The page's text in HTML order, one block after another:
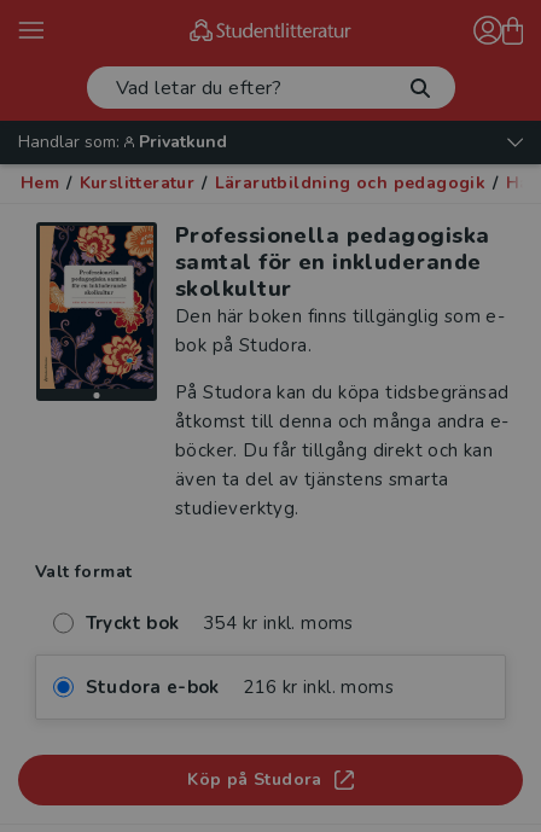
Handlar som:
Privatkund
Hem / Kurslitteratur / Lärarutbildning och pedagogik /
Professionella pedagogiska
samtal för en inkluderande
skolkultur
Den här boken finns tillgänglig som e-
bok på Studora.
På Studora kan du köpa tidsbegränsad
åtkomst till denna och många andra e-
böcker. Du får tillgång direkt och kan
även ta del av tjänstens smarta
studieverktyg.
Valt format
Tryckt bok 354 kr inkl. moms
Studora e-bok 216 kr inkl. moms
Köp på Studora